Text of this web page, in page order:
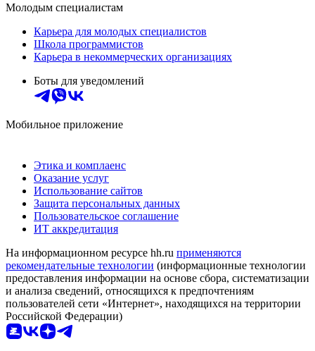
Молодым специалистам
Карьера для молодых специалистов
Школа программистов
Карьера в некоммерческих организациях
Боты для уведомлений
Мобильное приложение
Этика и комплаенс
Оказание услуг
Использование сайтов
Защита персональных данных
Пользовательское соглашение
ИТ аккредитация
На информационном ресурсе hh.ru применяются
рекомендательные технологии (информационные технологии
предоставления информации на основе сбора, систематизации
и анализа сведений, относящихся к предпочтениям
пользователей сети «Интернет», находящихся на территории
Российской Федерации)